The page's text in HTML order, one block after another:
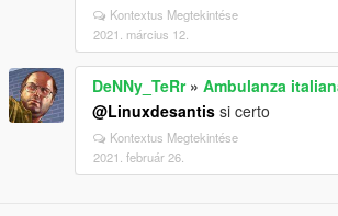
Kontextus Megtekintése
2021. március 12.
DeNNy_TeRr» Ambulanza
@Linuxdesantis si certo
Kontextus Megtekintése
2021. február 26.